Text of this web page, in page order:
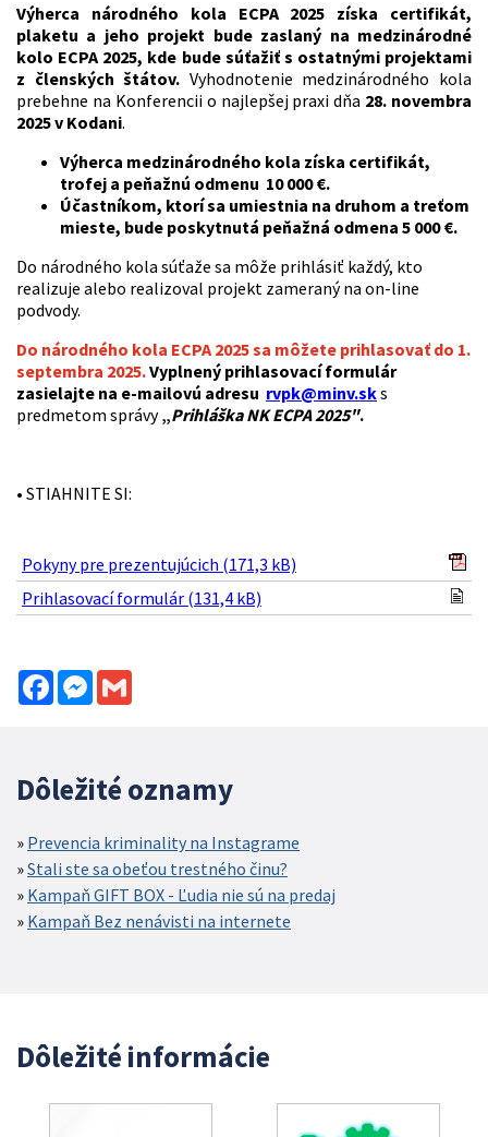
Výherca národného kola ECPA 2025 získa certifikát,
plaketu a jeho projekt bude zaslaný na medzinárodné
kolo ECPA 2025, kde bude súťažiť s ostatnými projektami
z členských štátov. Vyhodnotenie medzinárodného kola
prebehne na Konferencii o najlepšej praxi dňa 28. novembra
2025 v Kodani.
Výherca medzinárodného kola získa certifikát,
trofej a peňažnú odmenu 10 000 €.
Účastníkom, ktorí sa umiestnia na druhom a treťom
mieste, bude poskytnutá peňažná odmena 5 000 €.
Do národného kola súťaže sa môže prihlásiť každý, kto
realizuje alebo realizoval projekt zameraný na on-line
podvody.
Do národného kola ECPA 2025 sa môžete prihlasovať do 1.
septembra 2025.Vyplnený prihlasovací formulár
zasielajte na e-mailovú adresu rvpk@minv.sks
predmetom správy„Prihláška NK ECPA 2025".
• STIAHNITE SI:
Pokyny pre prezentujúcich (171,3 kB)
Prihlasovací formulár (131,4 kB)
FacebookMessenger
Dôležité oznamy
Prevencia kriminality na Instagrame
Stali ste sa obeťou trestného činu?
Kampaň GIFT BOX - Ľudia nie sú na predaj
Kampaň Bez nenávisti na internete
Dôležité informácie